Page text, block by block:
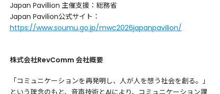
Japan Pavillion 主催支援：総務省
Japan Pavilion公式サイト：
https://www.soumu.go.jp/mwc2026japanpavilion/
株式会社RevComm 会社概要
「コミュニケーションを再発明し、人が人を想う社会を創る。」